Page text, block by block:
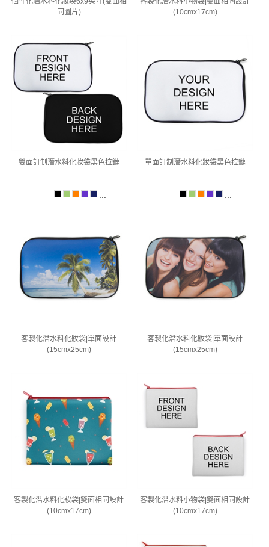
同圖片)
(10cmx17cm)
雙面訂制潛水料化妝袋黑色拉鏈 單面訂制潛水料化妝袋黑色拉鏈
客製化潛水料化妝袋|單面設計
(15cmx25cm)
客製化潛水料化妝袋|單面設計
(15cmx25cm)
客製化潛水料化妝袋|雙面相同設計
(10cmx17cm)
客製化潛水料小物袋|雙面相同設計
(10cmx17cm)